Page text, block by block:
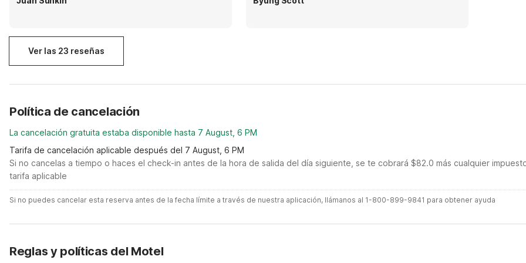
Ver las 23 reseñas
Política de cancelación
La cancelación gratuita estaba disponible hasta 7 August, 6 PM
Tarifa de cancelación aplicable después del 7 August, 6 PM
Si no cancelas a tiempo o haces el check-in antes de la hora de salida del día siguiente, se te cobrará $82.0 más cualquier
tarifa aplicable
Si no puedes cancelar esta reserva antes de la fecha límite a través de nuestra aplicación, llámanos al 1-800-899-9841 para obtener ayuda
Reglas y políticas del Motel